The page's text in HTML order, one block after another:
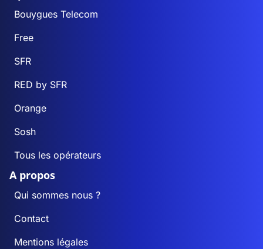
Bouygues Telecom
Free
SFR
RED by SFR
Orange
Sosh
Tous les opérateurs
A propos
Qui sommes nous ?
Contact
Mentions légales